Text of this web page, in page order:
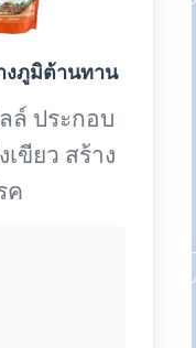
งภูมิต้านทาน
ล์ ประกอบ
ขียว สร้าง
ค